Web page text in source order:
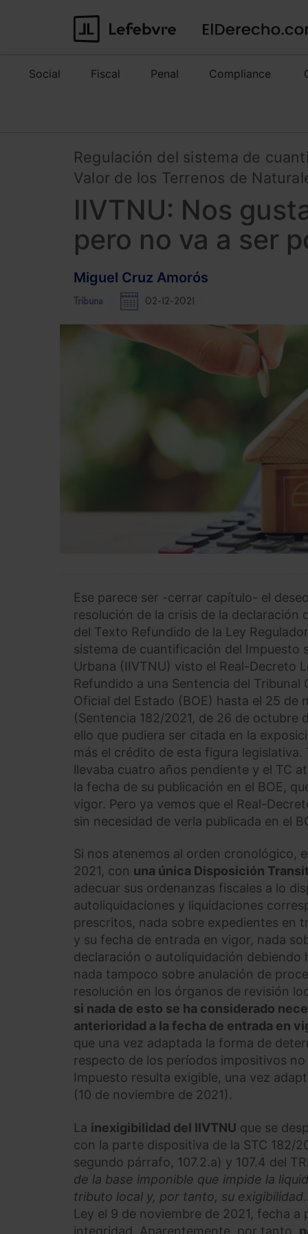
Social Fiscal Penal Compliance
Regulación del sistema de
Valor de los Terrenos de
IIVTNU: Nos
pero no va a ser
Miguel Cruz Amorós
Tribuna 02-12-2021
Ese parece ser -cerrar capítulo- el
resolución de la crisis de la
del Texto Refundido de la Ley
sistema de cuantificación del Impuesto
Urbana (IIVTNU) visto el Real-Decreto
Refundido a una Sentencia del
Oficial del Estado (BOE) hasta el 25 de
(Sentencia 182/2021, de 26 de
ello que pudiera ser citada en la
más el crédito de esta figura
llevaba cuatro años pendiente y el TC
la fecha de su publicación en el BOE,
vigor. Pero ya vemos que el Real-
sin necesidad de verla publicada en el
Si nos atenemos al orden cronológico,
2021, con una única Disposición
adecuar sus ordenanzas fiscales a lo
autoliquidaciones y liquidaciones
prescritos, nada sobre expedientes en
y su fecha de entrada en vigor, nada
declaración o autoliquidación debiendo
nada tampoco sobre anulación de
resolución en los órganos de revisión
si nada de esto se ha considerado
anterioridad a la fecha de entrada en
que una vez adaptada la forma de
respecto de los períodos impositivos
Impuesto resulta exigible, una vez
(10 de noviembre de 2021).
La inexigibilidad del IIVTNU que se
con la parte dispositiva de la STC 182/
segundo párrafo, 107.2.a) y 107.4 del
de la base imponible que impide la
tributo local y, por tanto, su
Ley el 9 de noviembre de 2021, fecha
integridad. Aparentemente, por tanto,